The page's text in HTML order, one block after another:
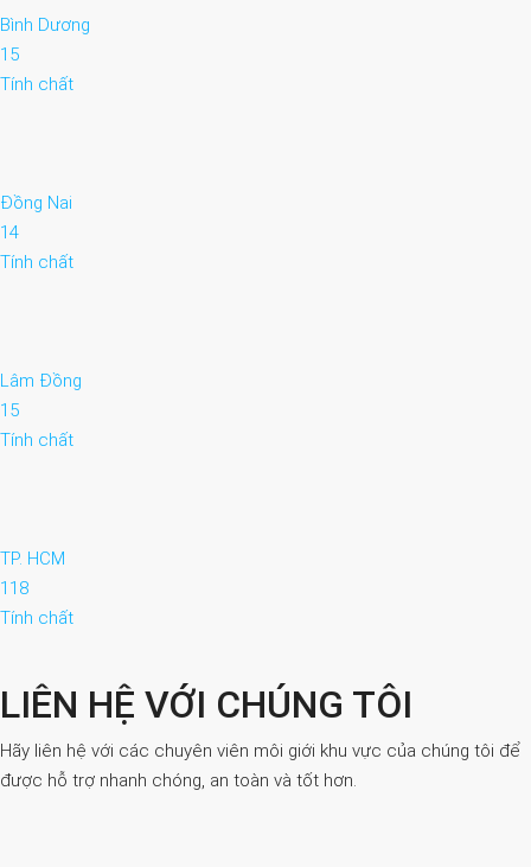
Bình Dương
15
Tính chất
Đồng Nai
14
Tính chất
Lâm Đồng
15
Tính chất
TP. HCM
118
Tính chất
LIÊN HỆ VỚI CHÚNG TÔI
Hãy liên hệ với các chuyên viên môi giới khu vực của chúng tôi để
được hỗ trợ nhanh chóng, an toàn và tốt hơn.